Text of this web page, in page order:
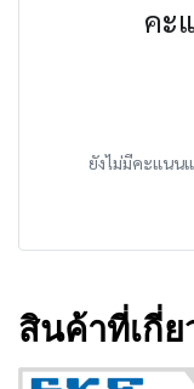
คะ
ยังไม่มีคะแนน
สินค้าที่เกี่ย